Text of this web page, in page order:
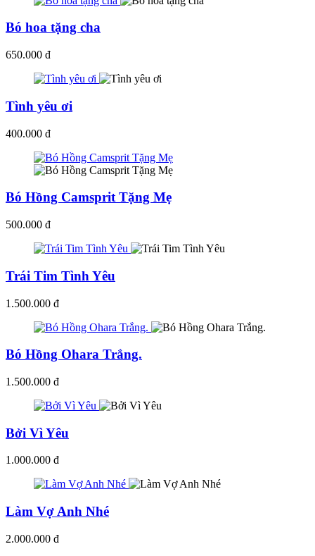
Bó hoa tặng cha
650.000 đ
Tình yêu ơi
400.000 đ
Bó Hồng Camsprit Tặng Mẹ
500.000 đ
Trái Tim Tình Yêu
1.500.000 đ
Bó Hồng Ohara Trắng.
1.500.000 đ
Bởi Vì Yêu
1.000.000 đ
Làm Vợ Anh Nhé
2.000.000 đ